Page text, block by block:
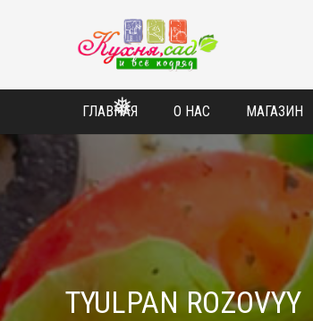
❅
ГЛАВНАЯ О НАС МАГАЗИН
TYULPAN ROZOVYY